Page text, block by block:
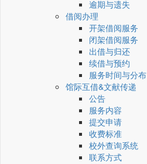
逾期与遗失
借阅办理
开架借阅服务
闭架借阅服务
出借与归还
续借与预约
服务时间与分布
馆际互借&文献传递
公告
服务内容
提交申请
收费标准
校外查询系统
联系方式